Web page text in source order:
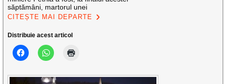
săptămâni, martorul unei
CITEȘTE MAI DEPARTE
Distribuie acest articol